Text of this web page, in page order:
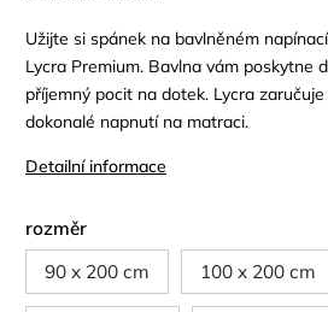
Užijte si spánek na bavlněném
Lycra Premium. Bavlna vám poskytne
příjemný pocit na dotek. Lycra
dokonalé napnutí na matraci.
Detailní informace
rozměr
90 x 200 cm
100 x 200 cm